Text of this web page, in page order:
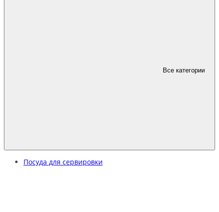
Все категории
Посуда для сервировки